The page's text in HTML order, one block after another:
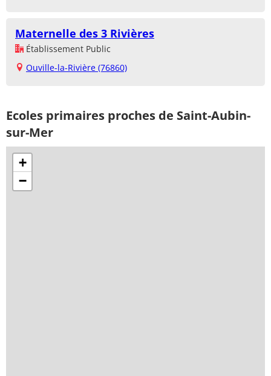
Maternelle des 3 Rivières
Établissement Public
Ouville-la-Rivière (76860)
Ecoles primaires proches de Saint-Aubin-
sur-Mer
+
−